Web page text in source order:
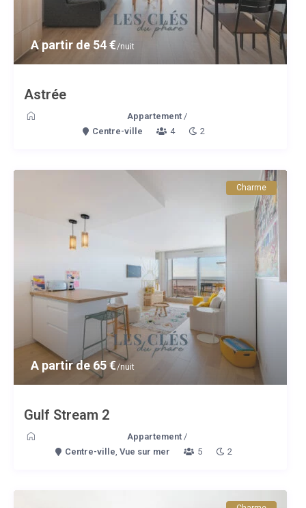
A partir de 54 €/nuit
Astrée
Appartement /
Centre-ville
4 2
A partir de 65 €/nuit
Charme
Gulf Stream 2
Appartement /
Centre-ville Vue sur mer 5 2